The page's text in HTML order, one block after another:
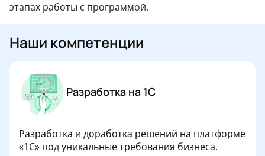
этапах работы с программой.
Наши компетенции
Разработка на 1С
Разработка и доработка решений на платформе
«1С» под уникальные требования бизнеса.